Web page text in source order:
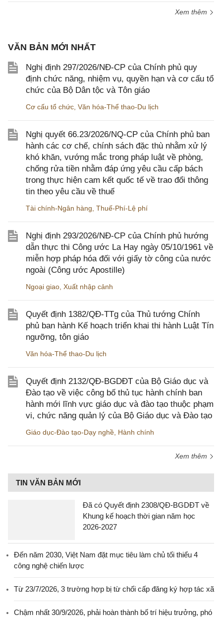
Xem thêm
VĂN BẢN MỚI NHẤT
Nghị định 297/2026/NĐ-CP của Chính phủ quy
định chức năng, nhiệm vụ, quyền hạn và cơ cấu tổ
chức của Bộ Dân tộc và Tôn giáo
Cơ cấu tổ chức Văn hóa-Thể thao-Du lịch
Nghị quyết 66.23/2026/NQ-CP của Chính phủ ban
hành các cơ chế, chính sách đặc thù nhằm xử lý
khó khăn, vướng mắc trong pháp luật về phòng,
chống rửa tiền nhằm đáp ứng yêu cầu cấp bách
trong thực hiện cam kết quốc tế về trao đổi thông
tin theo yêu cầu về thuế
Tài chính-Ngân hàng Thuế-Phí-Lệ phí
Nghị định 293/2026/NĐ-CP của Chính phủ hướng
dẫn thực thi Công ước La Hay ngày 05/10/1961 về
miễn hợp pháp hóa đối với giấy tờ công của nước
ngoài (Công ước Apostille)
Ngoại giao Xuất nhập cảnh
Quyết định 1382/QĐ-TTg của Thủ tướng Chính
phủ ban hành Kế hoạch triển khai thi hành Luật Tín
ngưỡng, tôn giáo
Văn hóa-Thể thao-Du lịch
Quyết định 2132/QĐ-BGDĐT của Bộ Giáo dục và
Đào tạo về việc công bố thủ tục hành chính ban
hành mới lĩnh vực giáo dục và đào tạo thuộc phạm
vi, chức năng quản lý của Bộ Giáo dục và Đào tạo
Giáo dục-Đào tạo-Dạy nghề Hành chính
Xem thêm
TIN VĂN BẢN MỚI
Đã có Quyết định 2308/QĐ-BGDĐT về
Khung kế hoạch thời gian năm học
2026-2027
Đến năm 2030, Việt Nam đặt mục tiêu làm chủ tối thiểu 4
công nghệ chiến lược
Từ 23/7/2026, 3 trường hợp bị từ chối cấp đăng ký hợp tác xã
Chậm nhất 30/9/2026, phải hoàn thành bố trí hiệu trưởng, phó